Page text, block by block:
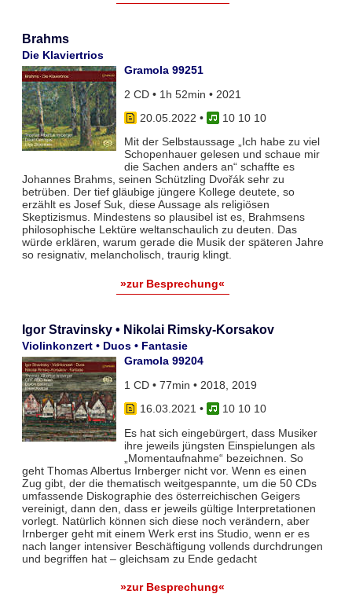
Brahms
Die Klaviertrios
Gramola 99251
2 CD • 1h 52min • 2021
20.05.2022 •
10 10 10
Mit der Selbstaussage „Ich habe zu viel
Schopenhauer gelesen und schaue mir
die Sachen anders an“ schaffte es
Johannes Brahms, seinen Schützling Dvořák sehr zu
betrüben. Der tief gläubige jüngere Kollege deutete, so
erzählt es Josef Suk, diese Aussage als religiösen
Skeptizismus. Mindestens so plausibel ist es, Brahmsens
philosophische Lektüre weltanschaulich zu deuten. Das
würde erklären, warum gerade die Musik der späteren Jahre
so resignativ, melancholisch, traurig klingt.
»zur Besprechung«
Igor Stravinsky • Nikolai Rimsky-Korsakov
Violinkonzert • Duos • Fantasie
Gramola 99204
1 CD • 77min • 2018, 2019
16.03.2021 •
10 10 10
Es hat sich eingebürgert, dass Musiker
ihre jeweils jüngsten Einspielungen als
„Momentaufnahme“ bezeichnen. So
geht Thomas Albertus Irnberger nicht vor. Wenn es einen
Zug gibt, der die thematisch weitgespannte, um die 50 CDs
umfassende Diskographie des österreichischen Geigers
vereinigt, dann den, dass er jeweils gültige Interpretationen
vorlegt. Natürlich können sich diese noch verändern, aber
Irnberger geht mit einem Werk erst ins Studio, wenn er es
nach langer intensiver Beschäftigung vollends durchdrungen
und begriffen hat – gleichsam zu Ende gedacht
»zur Besprechung«